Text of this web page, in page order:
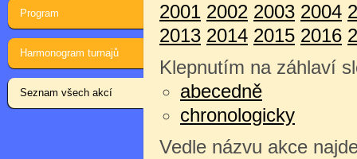
Program
Harmonogram turnajů
Seznam všech akcí
2001 2002 2003 2004
2013 2014 2015 2016
Klepnutím na záhlaví
abecedně
chronologicky
Vedle názvu akce